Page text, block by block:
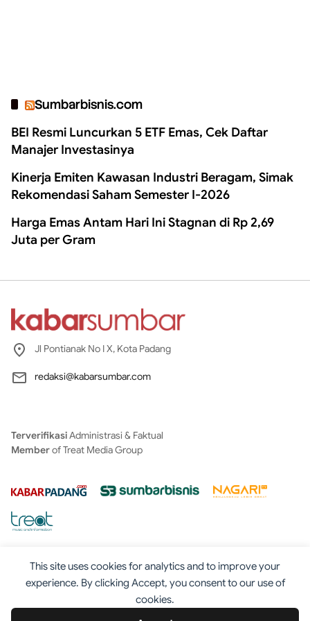
This site uses cookies for analytics and to improve your
experience. By clicking Accept, you consent to our use of
cookies.
Sumbarbisnis.com
BEI Resmi Luncurkan 5 ETF Emas, Cek Daftar
Manajer Investasinya
Kinerja Emiten Kawasan Industri Beragam, Simak
Rekomendasi Saham Semester I-2026
Harga Emas Antam Hari Ini Stagnan di Rp 2,69
Juta per Gram
Jl Pontianak No I X, Kota Padang
redaksi@kabarsumbar.com
TerverifikasiAdministrasi & Faktual
Memberof Treat Media Group
Tentang Redaksi Kontak Disclaimer
Iklan